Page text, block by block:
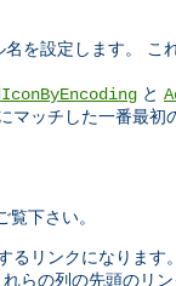
を設定します。 こ
と
マッチした一番最初
下さい。
るリンクになります
らの列の先頭のリン